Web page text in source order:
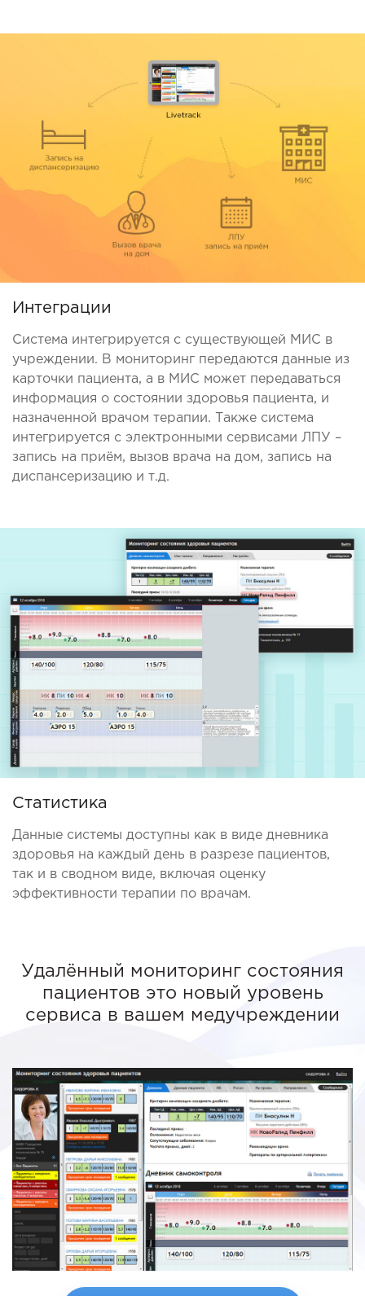
Интеграции
Система интегрируется с существующей МИС в
учреждении. В мониторинг передаются данные из
карточки пациента, а в МИС может передаваться
информация о состоянии здоровья пациента, и
назначенной врачом терапии. Также система
интегрируется с электронными сервисами ЛПУ –
запись на приём, вызов врача на дом, запись на
диспансеризацию и т.д.
Статистика
Данные системы доступны как в виде дневника
здоровья на каждый день в разрезе пациентов,
так и в сводном виде, включая оценку
эффективности терапии по врачам.
Удалённый мониторинг состояния
пациентов это новый уровень
сервиса в вашем медучреждении